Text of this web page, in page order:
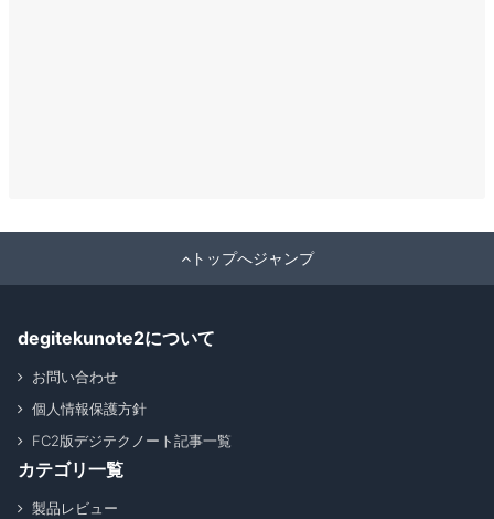
トップへジャンプ
degitekunote2について
お問い合わせ
個人情報保護方針
FC2版デジテクノート記事一覧
カテゴリ一覧
製品レビュー